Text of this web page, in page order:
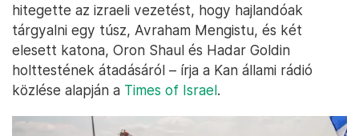
hitegette az izraeli vezetést, hogy hajlandóak
tárgyalni egy túsz, Avraham Mengistu, és két
elesett katona, Oron Shaul és Hadar Goldin
holttestének átadásáról – írja a Kan állami rádió
közlése alapján a Times of Israel.